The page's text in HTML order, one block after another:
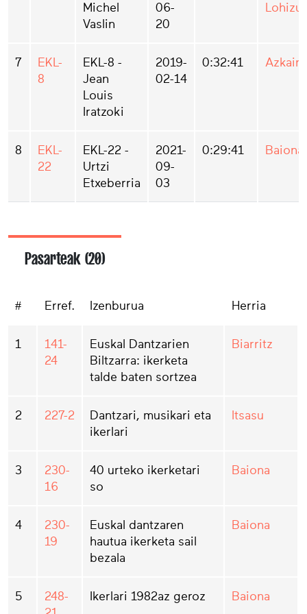
Michel
Vaslin
06-
20
7
EKL-
8
EKL-8 -
Jean
Louis
Iratzoki
2019-
02-14
0:32:41
8
EKL-
22
EKL-22 -
Urtzi
Etxeberria
2021-
09-
03
0:29:41 Baiona
Pasarteak (20)
# Erref. Izenburua Herria
1
141-
24
Euskal Dantzarien
Biltzarra: ikerketa
talde baten sortzea
Biarritz
2 227-2
Dantzari, musikari eta
ikerlari
Itsasu
3
230-
16
40 urteko ikerketari
so
Baiona
4
230-
19
Euskal dantzaren
hautua ikerketa sail
bezala
Baiona
5
248-
Ikerlari 1982az geroz Baiona